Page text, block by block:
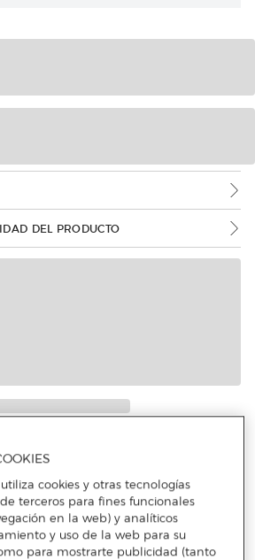
DEL PRODUCTO
cookies y otras tecnologías
terceros para fines funcionales
en la web) y analíticos
y uso de la web para su
para mostrarte publicidad (tanto